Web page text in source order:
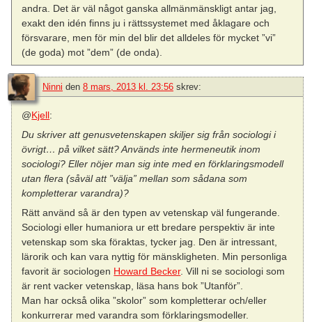
andra. Det är väl något ganska allmänmänskligt antar jag,
exakt den idén finns ju i rättssystemet med åklagare och
försvarare, men för min del blir det alldeles för mycket ”vi”
(de goda) mot ”dem” (de onda).
Ninni den 8 mars, 2013 kl. 23:56 skrev:
@Kjell:
Du skriver att genusvetenskapen skiljer sig från sociologi i
övrigt… på vilket sätt? Används inte hermeneutik inom
sociologi? Eller nöjer man sig inte med en förklaringsmodell
utan flera (såväl att ”välja” mellan som sådana som
kompletterar varandra)?
Rätt använd så är den typen av vetenskap väl fungerande.
Sociologi eller humaniora ur ett bredare perspektiv är inte
vetenskap som ska föraktas, tycker jag. Den är intressant,
lärorik och kan vara nyttig för mänskligheten. Min personliga
favorit är sociologen Howard Becker. Vill ni se sociologi som
är rent vacker vetenskap, läsa hans bok ”Utanför”.
Man har också olika ”skolor” som kompletterar och/eller
konkurrerar med varandra som förklaringsmodeller.